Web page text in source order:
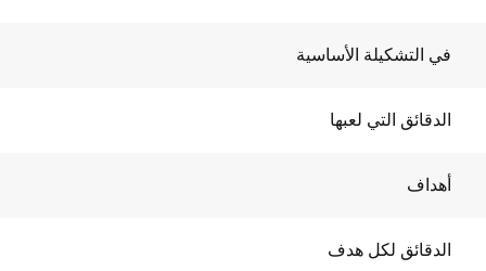
في التشكيلة الأساسية
الدقائق التي لعبها
أهداف
الدقائق لكل هدف